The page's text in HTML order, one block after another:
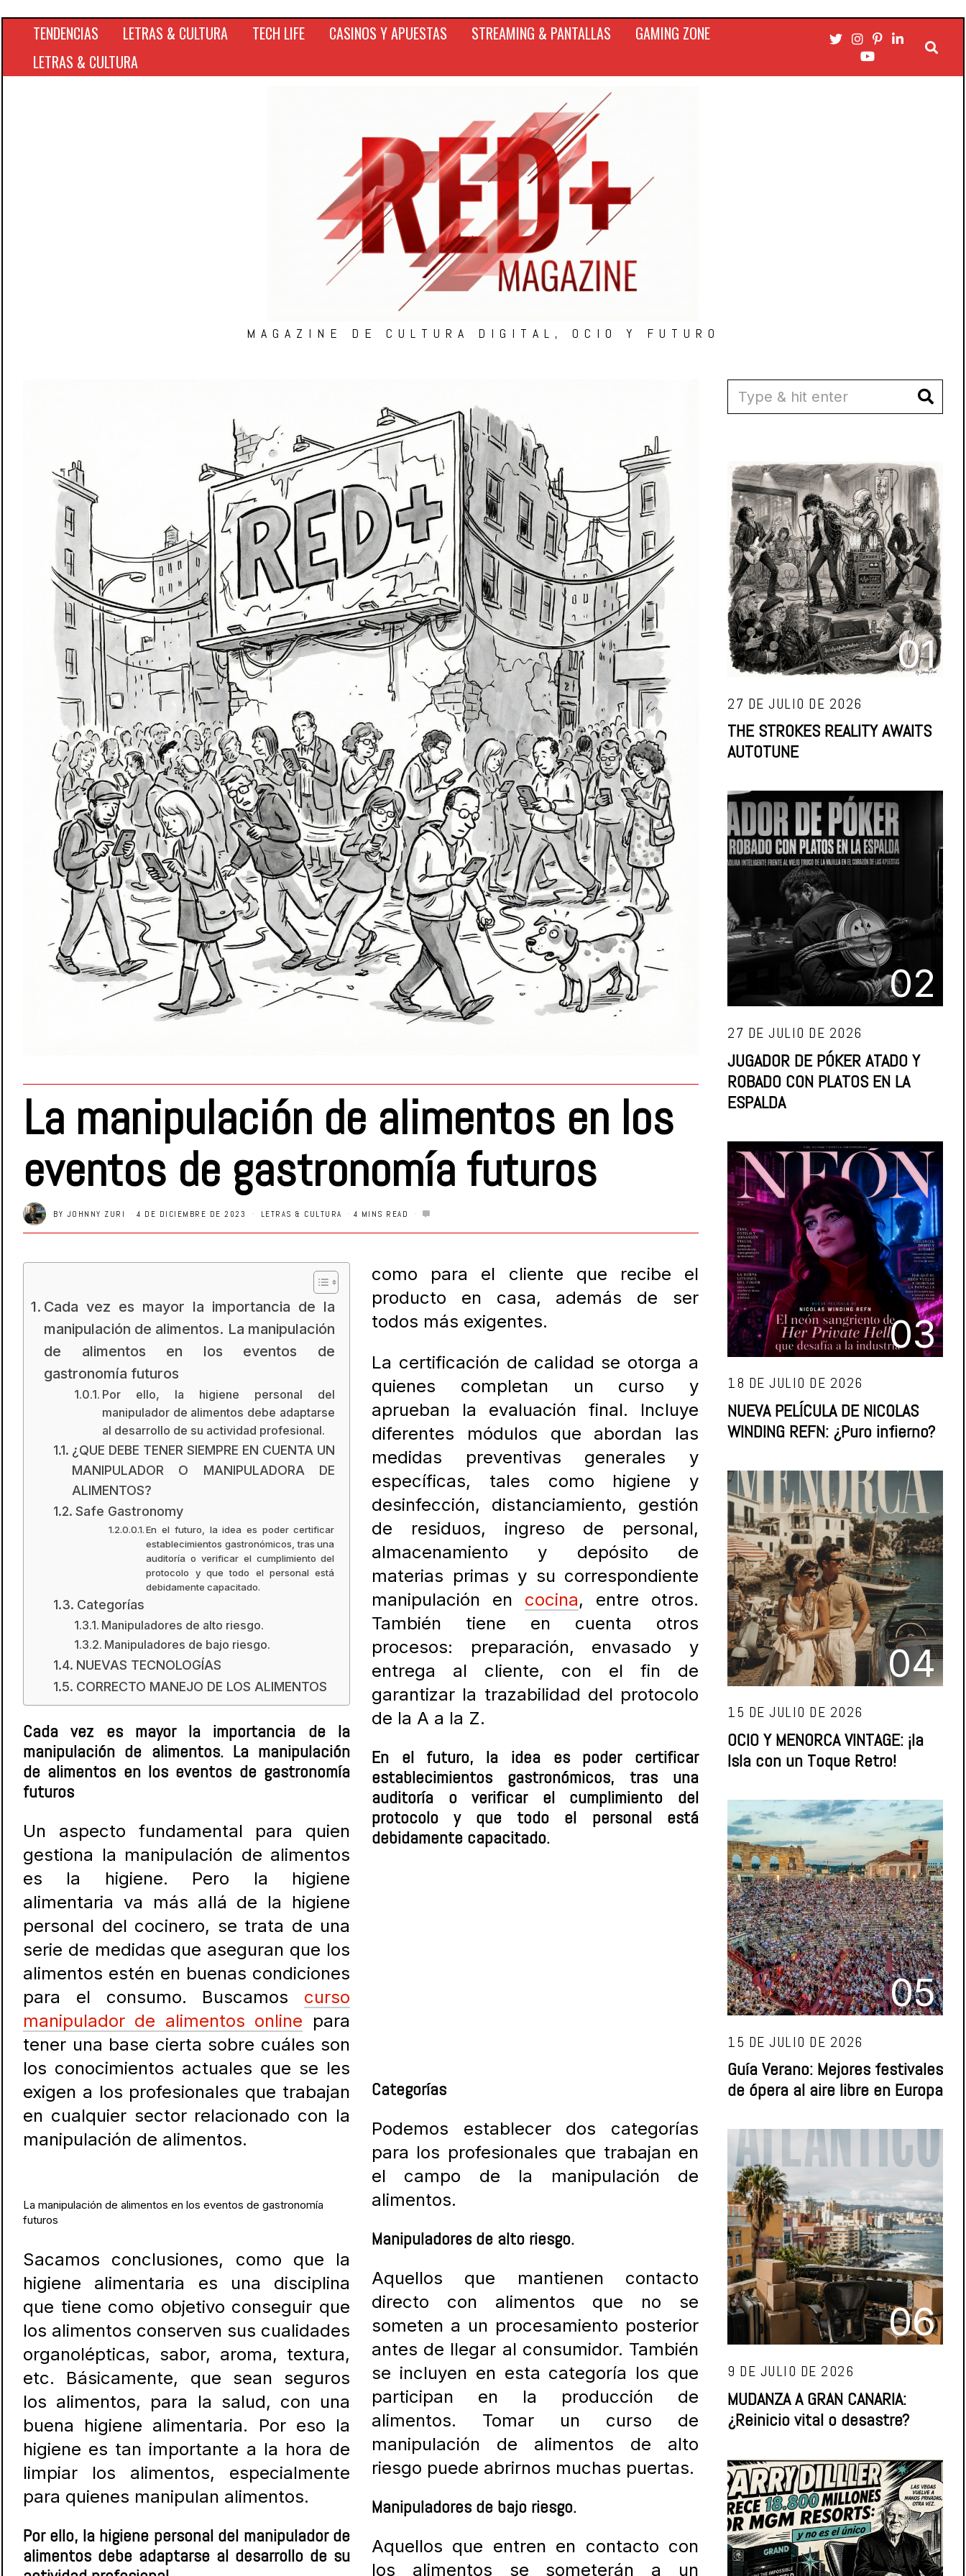
TENDENCIAS LETRAS & CULTURA TECH LIFE CASINOS Y APUESTAS STREAMING & PANTALLAS
GAMING ZONE
LETRAS & CULTURA
MAGAZINE DE CULTURA DIGITAL, OCIO Y FUTURO
La manipulación de alimentos en los
eventos de gastronomía futuros
BY JOHNNY ZURI 4 DE DICIEMBRE DE 2023 LETRAS & CULTURA 4 MINS READ
Cada vez es mayor la importancia de la
manipulación de alimentos. La manipulación
de alimentos en los eventos de
gastronomía futuros
Por ello, la higiene personal del
manipulador de alimentos debe adaptarse
al desarrollo de su actividad profesional.
¿QUE DEBE TENER SIEMPRE EN CUENTA UN
MANIPULADOR O MANIPULADORA DE
ALIMENTOS?
Safe Gastronomy
En el futuro, la idea es poder certificar
establecimientos gastronómicos, tras una
auditoría o verificar el cumplimiento del
protocolo y que todo el personal está
debidamente capacitado.
Categorías
Manipuladores de alto riesgo.
Manipuladores de bajo riesgo.
NUEVAS TECNOLOGÍAS
CORRECTO MANEJO DE LOS ALIMENTOS
Cada vez es mayor la importancia de la
manipulación de alimentos. La manipulación
de alimentos en los eventos de gastronomía
futuros
Un aspecto fundamental para quien
gestiona la manipulación de alimentos
es la higiene. Pero la higiene
alimentaria va más allá de la higiene
personal del cocinero, se trata de una
serie de medidas que aseguran que los
alimentos estén en buenas condiciones
para el consumo. Buscamos curso
manipulador de alimentos online para
tener una base cierta sobre cuáles son
los conocimientos actuales que se les
exigen a los profesionales que trabajan
en cualquier sector relacionado con la
manipulación de alimentos.
La manipulación de alimentos en los eventos de gastronomía
futuros
Sacamos conclusiones, como que la
higiene alimentaria es una disciplina
que tiene como objetivo conseguir que
los alimentos conserven sus cualidades
organolépticas, sabor, aroma, textura,
etc. Básicamente, que sean seguros
los alimentos, para la salud, con una
buena higiene alimentaria. Por eso la
higiene es tan importante a la hora de
limpiar los alimentos, especialmente
para quienes manipulan alimentos.
Por ello, la higiene personal del manipulador de
alimentos debe adaptarse al desarrollo de su
como para el cliente que recibe el
producto en casa, además de ser
todos más exigentes.
La certificación de calidad se otorga a
quienes completan un curso y
aprueban la evaluación final. Incluye
diferentes módulos que abordan las
medidas preventivas generales y
específicas, tales como higiene y
desinfección, distanciamiento, gestión
de residuos, ingreso de personal,
almacenamiento y depósito de
materias primas y su correspondiente
manipulación en cocina, entre otros.
También tiene en cuenta otros
procesos: preparación, envasado y
entrega al cliente, con el fin de
garantizar la trazabilidad del protocolo
de la A a la Z.
En el futuro, la idea es poder certificar
establecimientos gastronómicos, tras una
auditoría o verificar el cumplimiento del
protocolo y que todo el personal está
debidamente capacitado.
Categorías
Podemos establecer dos categorías
para los profesionales que trabajan en
el campo de la manipulación de
alimentos.
Manipuladores de alto riesgo.
Aquellos que mantienen contacto
directo con alimentos que no se
someten a un procesamiento posterior
antes de llegar al consumidor. También
se incluyen en esta categoría los que
participan en la producción de
alimentos. Tomar un curso de
manipulación de alimentos de alto
riesgo puede abrirnos muchas puertas.
Manipuladores de bajo riesgo.
Aquellos que entren en contacto con
los alimentos se someterán a un
01
27 DE JULIO DE 2026
THE STROKES REALITY AWAITS
AUTOTUNE
02
27 DE JULIO DE 2026
JUGADOR DE PÓKER ATADO Y
ROBADO CON PLATOS EN LA
ESPALDA
03
18 DE JULIO DE 2026
NUEVA PELÍCULA DE NICOLAS
WINDING REFN: ¿Puro infierno?
04
15 DE JULIO DE 2026
OCIO Y MENORCA VINTAGE: ¡la
Isla con un Toque Retro!
05
15 DE JULIO DE 2026
Guía Verano: Mejores festivales
de ópera al aire libre en Europa
06
9 DE JULIO DE 2026
MUDANZA A GRAN CANARIA:
¿Reinicio vital o desastre?